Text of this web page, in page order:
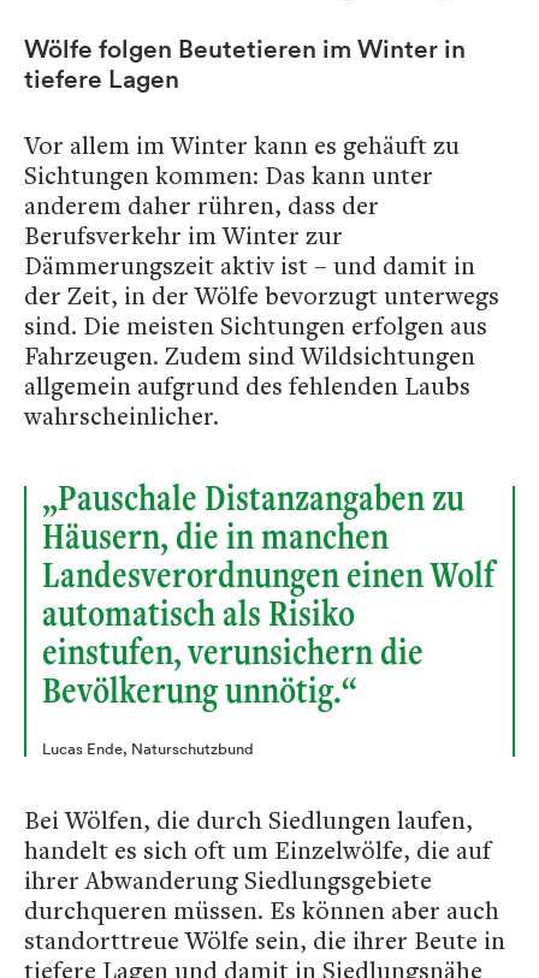
Wölfe folgen Beutetieren im Winter in
tiefere Lagen
Vor allem im Winter kann es gehäuft zu
Sichtungen kommen: Das kann unter
anderem daher rühren, dass der
Berufsverkehr im Winter zur
Dämmerungszeit aktiv ist – und damit in
der Zeit, in der Wölfe bevorzugt unterwegs
sind. Die meisten Sichtungen erfolgen aus
Fahrzeugen. Zudem sind Wildsichtungen
allgemein aufgrund des fehlenden Laubs
wahrscheinlicher.
„Pauschale Distanzangaben zu
Häusern, die in manchen
Landesverordnungen einen Wolf
automatisch als Risiko
einstufen, verunsichern die
Bevölkerung unnötig.“
Lucas Ende, Naturschutzbund
Bei Wölfen, die durch Siedlungen laufen,
handelt es sich oft um Einzelwölfe, die auf
ihrer Abwanderung Siedlungsgebiete
durchqueren müssen. Es können aber auch
standorttreue Wölfe sein, die ihrer Beute in
tiefere Lagen und damit in Siedlungsnähe